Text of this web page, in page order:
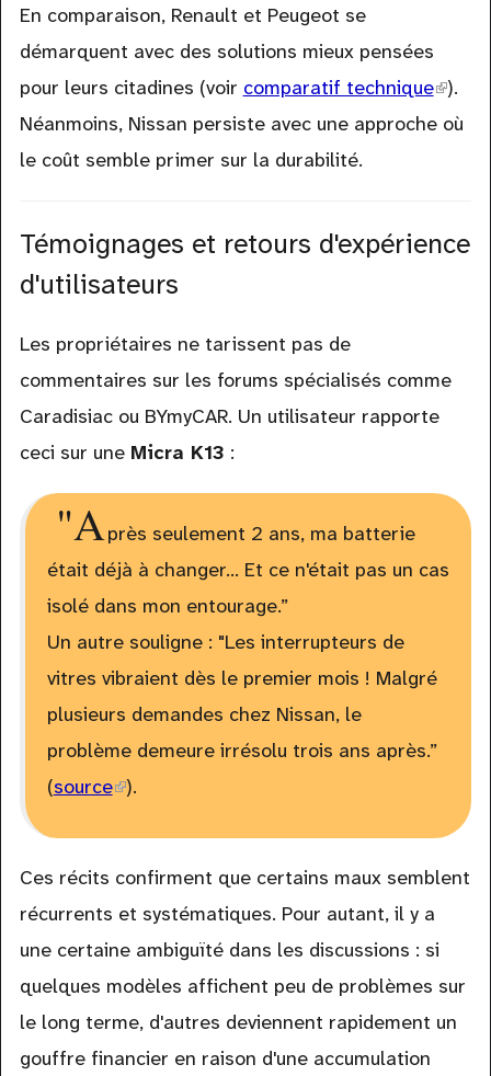
En comparaison, Renault et Peugeot se
démarquent avec des solutions mieux pensées
pour leurs citadines (voir comparatif technique(link
is
).
Néanmoins, Nissan persiste avec une approche où
le coût semble primer sur la durabilité.
Témoignages et retours d'expérience
d'utilisateurs
Les propriétaires ne tarissent pas de
commentaires sur les forums spécialisés comme
Caradisiac ou BYmyCAR. Un utilisateur rapporte
ceci sur une Micra K13 :
"Après seulement 2 ans, ma batterie
était déjà à changer... Et ce n'était pas un cas
isolé dans mon entourage.”
Un autre souligne : "Les interrupteurs de
vitres vibraient dès le premier mois ! Malgré
plusieurs demandes chez Nissan, le
problème demeure irrésolu trois ans après.”
(source(link
).
Ces récits confirment que certains maux semblent
récurrents et systématiques. Pour autant, il y a
une certaine ambiguïté dans les discussions : si
quelques modèles affichent peu de problèmes sur
le long terme, d'autres deviennent rapidement un
gouffre financier en raison d'une accumulation